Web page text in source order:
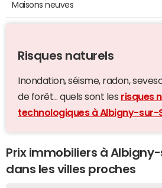
Maisons neuves
Risques naturels
Inondation, séisme, radon,
de forêt... quels sont les risques
technologiques à Albigny-sur-
Prix immobiliers à
dans les villes proches